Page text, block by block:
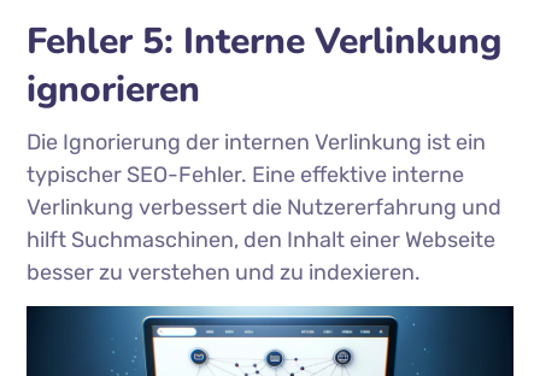
Fehler 5: Interne Verlinkung
ignorieren
Die Ignorierung der internen Verlinkung ist ein
typischer SEO-Fehler. Eine effektive interne
Verlinkung verbessert die Nutzererfahrung und
hilft Suchmaschinen, den Inhalt einer Webseite
besser zu verstehen und zu indexieren.